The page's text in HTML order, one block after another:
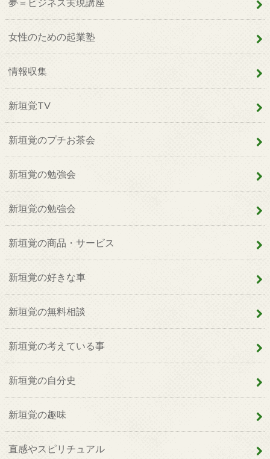
女性のための起業塾
情報収集
新垣覚TV
新垣覚のプチお茶会
新垣覚の勉強会
新垣覚の勉強会
新垣覚の商品・サービス
新垣覚の好きな車
新垣覚の無料相談
新垣覚の考えている事
新垣覚の自分史
新垣覚の趣味
直感やスピリチュアル